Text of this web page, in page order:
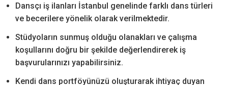
Dansçı iş ilanları İstanbul genelinde farklı dans türleri
ve becerilere yönelik olarak verilmektedir.
Stüdyoların sunmuş olduğu olanakları ve çalışma
koşullarını doğru bir şekilde değerlendirerek iş
başvurularınızı yapabilirsiniz.
Kendi dans portföyünüzü oluşturarak ihtiyaç duyan